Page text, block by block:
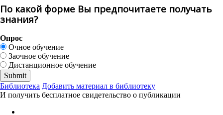
По какой форме Вы предпочитаете получать
знания?
Опрос
Очное обучение
Заочное обучение
Дистанционное обучение
Библиотека Добавить материал в библиотеку
И получить бесплатное свидетельство о публикации